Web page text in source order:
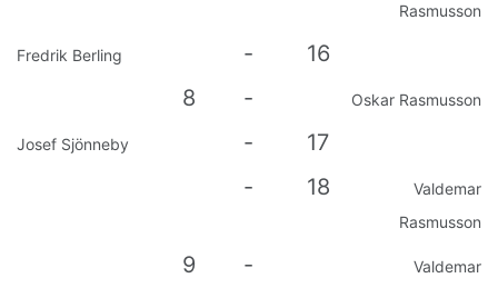
Rasmusson
Fredrik Berling -
16
8
- Oskar Rasmusson
Josef Sjönneby -
17
-
18
Valdemar
Rasmusson
9 -
Valdemar